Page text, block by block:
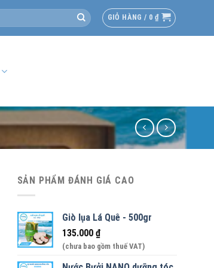
GIỎ HÀNG / 0 ₫
SẢN PHẨM ĐÁNH GIÁ CAO
Giò lụa Lá Quê - 500gr
135.000 ₫
(chưa bao gồm thuế VAT)